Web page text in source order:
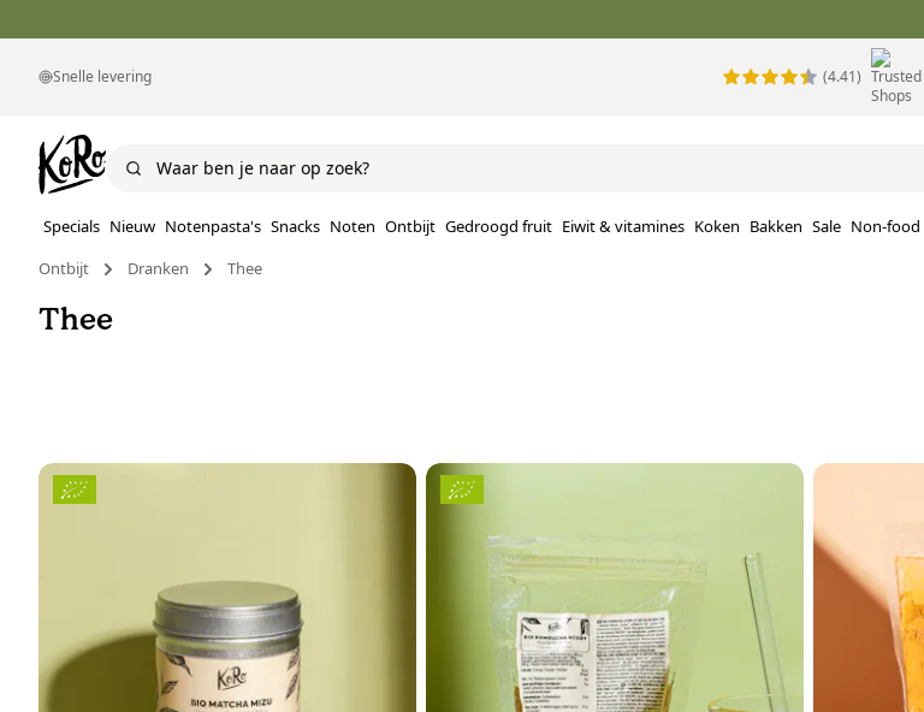
Snelle levering (4.41)
Specials Nieuw Notenpasta's Snacks Noten Ontbijt Gedroogd fruit Eiwit & vitamines Koken Bakken Sale Non-food
Ontbijt
Dranken Thee
Thee